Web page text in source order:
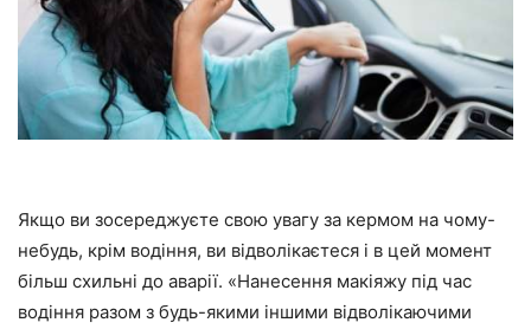
Якщо ви зосереджуєте свою увагу за кермом на чому-
небудь, крім водіння, ви відволікаєтеся і в цей момент
більш схильні до аварії. «Нанесення макіяжу під час
водіння разом з будь-якими іншими відволікаючими